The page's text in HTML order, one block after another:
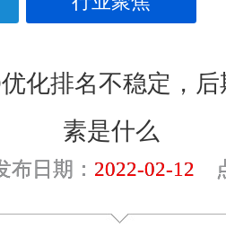
化排名不稳定，
素是什么
日期： 2022-02-12